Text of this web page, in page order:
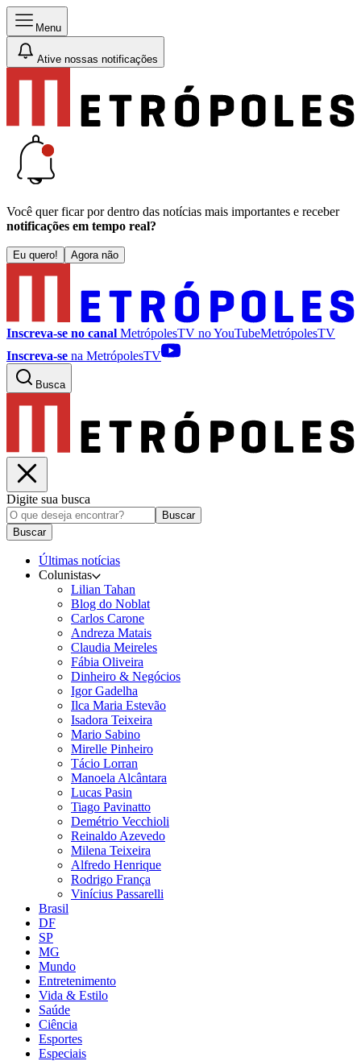
Menu
Ative nossas notificações
Você quer ficar por dentro das notícias mais importantes e receber
notificações em tempo real?
Eu quero! Agora não
Inscreva-se no canal MetrópolesTV noYouTubeMetrópolesTV
Inscreva-se na MetrópolesTV
Busca
Digite sua busca
Buscar
Buscar
Últimas notícias
Colunistas
Lilian Tahan
Blog do Noblat
Carlos Carone
Andreza Matais
Claudia Meireles
Fábia Oliveira
Dinheiro & Negócios
Igor Gadelha
Ilca Maria Estevão
Isadora Teixeira
Mario Sabino
Mirelle Pinheiro
Tácio Lorran
Manoela Alcântara
Lucas Pasin
Tiago Pavinatto
Demétrio Vecchioli
Reinaldo Azevedo
Milena Teixeira
Alfredo Henrique
Rodrigo França
Vinícius Passarelli
Brasil
DF
SP
MG
Mundo
Entretenimento
Vida & Estilo
Saúde
Ciência
Esportes
Especiais